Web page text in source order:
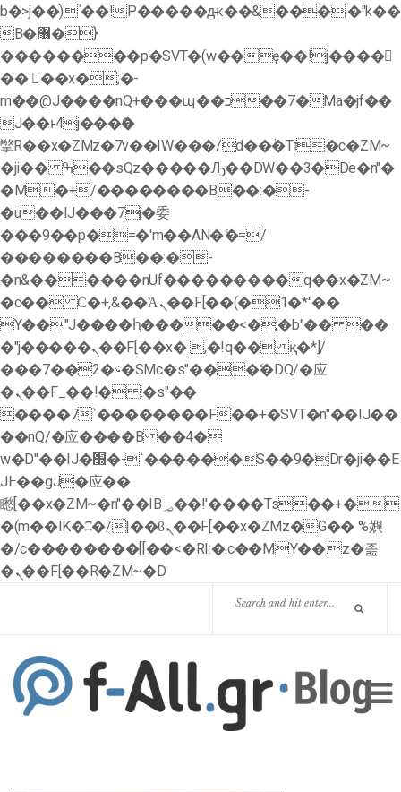
b�>j��)΄��!P�����ԫ��&���;�"k��
B�޶�}
��������p�SVT�(w��ę��!j����
�� ��x�;�-
m��@J����nQ+���պ��כ��7�Ma�jf��
J��ͱ4j���Ѳ�
撆R��x�ZMz�7v��IW���/d��ٞ�Тז�c�ZM~
�ji�� ߒ��sQz�����Ԡ��DW��3�De�n"�
�M�+/��������B��:�-
�u��IJ���7j�委
���9��p�=�'m��AN�ޭ�=/
��������B��:�-
�n&������nUf���������q��x�ZM~
�c�� Ϲ�+,&��Ὰܢ��F[��(�1�*"��
ϒ��"J����ԧ�����<�;�b"�� ��
�"j�����ܢ��F[��x� ,�!q�� қ�*]/
���؝�2��7�SMc�s"���ޭ�DQ/�应
�ܢ��F_��!� :�s"��
����7`��������F��+�SVT�n"��IJ��
��nQ/�应����B ��4�
w�D"��IJ�׭�-`������S��9�Dr�ji��E
J߅��gJ�应��
矁[��x�ZM~�n"��IB؃��!'����Тѕ��+�
�(m��IK�ʭ�/|��ϐܢ��F[��x�ZMz�G�� %嬩
�/c��������[[��<�RI:�:c��MΎ��:z�졾
�ܢ��F[��R�ZM~�D